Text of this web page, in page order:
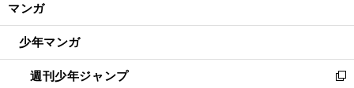
ウ
開
く
マンガ
少年マンガ
週刊少年ジャンプ
新